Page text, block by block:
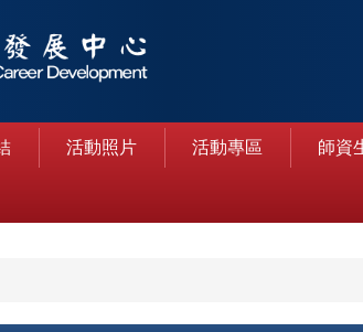
活動照片 活動專區 師資